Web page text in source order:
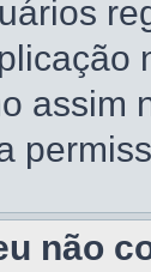
assim
não